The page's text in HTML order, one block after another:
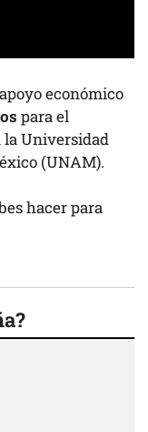
económico
para el
la Universidad
(UNAM).
hacer para